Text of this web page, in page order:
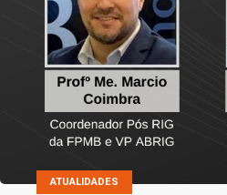
ATUALIDADES